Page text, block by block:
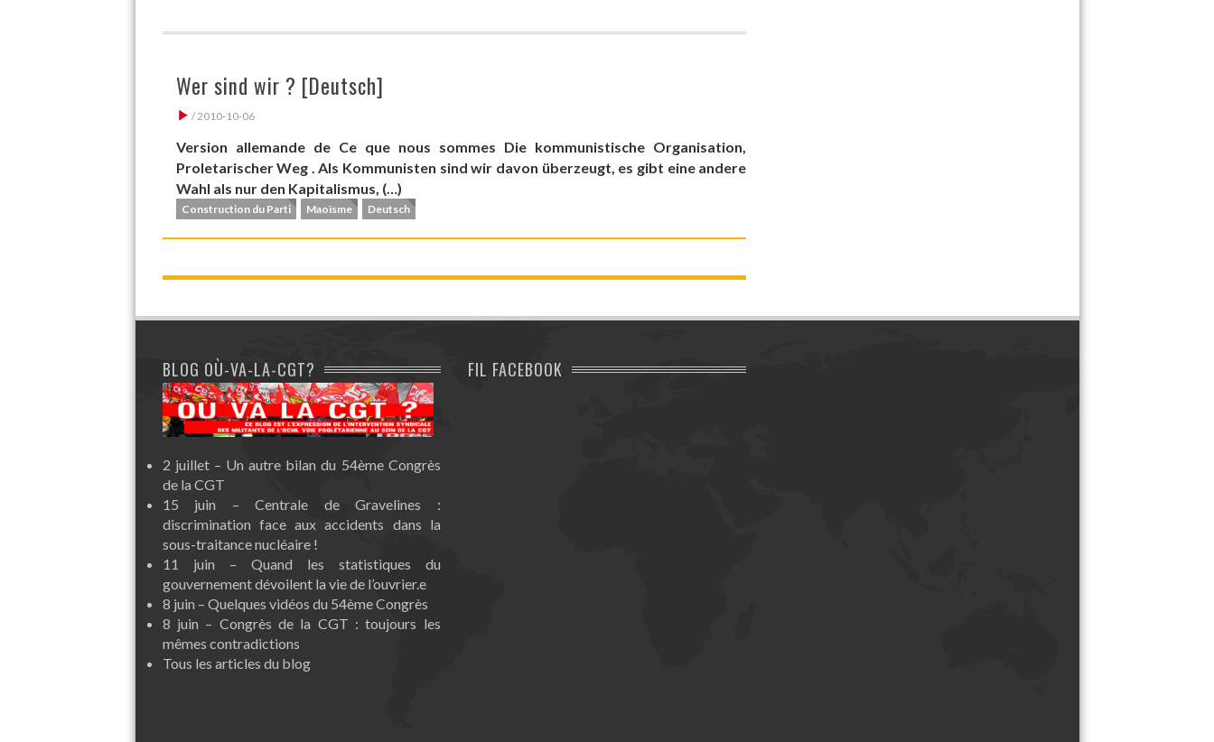
Wer sind wir ? [Deutsch]
/ 2010-10-06
Version allemande de Ce que nous sommes Die kommunistische Organisation,
Proletarischer Weg . Als Kommunisten sind wir davon überzeugt, es gibt eine andere
Wahl als nur den Kapitalismus, (…)
Construction du Parti Maoïsme Deutsch
BLOG OÙ-VA-LA-CGT?
2 juillet – Un autre bilan du 54ème Congrès
de la CGT
15 juin – Centrale de Gravelines :
discrimination face aux accidents dans la
sous-traitance nucléaire !
11 juin – Quand les statistiques du
gouvernement dévoilent la vie de l’ouvrier.e
8 juin – Quelques vidéos du 54ème Congrès
8 juin – Congrès de la CGT : toujours les
mêmes contradictions
Tous les articles du blog
FIL FACEBOOK